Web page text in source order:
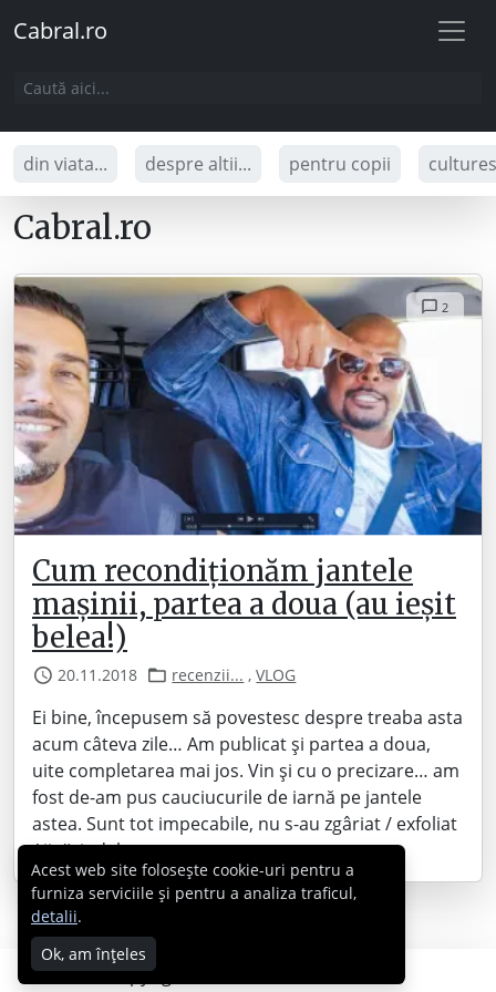
Cabral.ro
din viata... despre altii... pentru copii
Cabral.ro
2
Cum recondiționăm jantele
mașinii, partea a doua (au ieșit
belea!)
20.11.2018 recenzii... ,VLOG
Ei bine, începusem să povestesc despre treaba asta
acum câteva zile… Am publicat și partea a doua,
uite completarea mai jos. Vin și cu o precizare… am
fost de-am pus cauciucurile de iarnă pe jantele
astea. Sunt tot impecabile, nu s-au zgâriat / exfoliat
/ jigărit deloc.
Copyright © 2007 - 2026 Cabral.ro
Acest web site folosește cookie-uri pentru a
furniza serviciile și pentru a analiza traficul,
detalii.
Ok, am înțeles